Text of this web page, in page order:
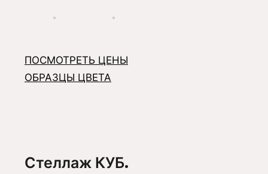
ПОСМОТРЕТЬ ЦЕНЫ
ОБРАЗЦЫ ЦВЕТА
Стеллаж КУБ.